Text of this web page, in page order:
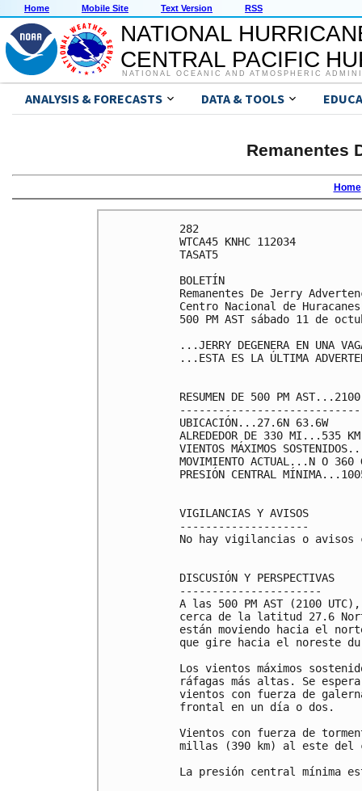
Home Mobile Site Text Version RSS
NATIONAL
CENTRAL PACIFIC
NATIONAL OCEANIC AND ATMOSPHERIC
ANALYSIS & FORECASTS DATA & TOOLS
Remanentes
Home
282
WTCA45 KNHC 112034
TASAT5
BOLETÍN
Remanentes De Jerry
Centro Nacional de
500 PM AST sábado 11 de
...JERRY DEGENERA EN UNA
...ESTA ES LA ÚLTIMA
RESUMEN DE 500 PM
UBICACIÓN...27.6N 63.6W
ALREDEDOR DE 330 MI...535 KM
VIENTOS MÁXIMOS
MOVIMIENTO ACTUAL...N O
PRESIÓN CENTRAL
VIGILANCIAS Y AVISOS
--------------------
No hay vigilancias o avisos
DISCUSIÓN Y PERSPECTIVAS
----------------------
A las 500 PM AST (2100
cerca de la latitud 27.6
están moviendo hacia el
que gire hacia el noreste
Los vientos máximos
ráfagas más altas. Se
vientos con fuerza de
frontal en un día o dos.
Vientos con fuerza de
millas (390 km) al este del
La presión central mínima